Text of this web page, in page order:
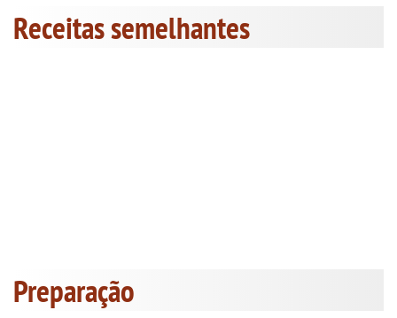
Receitas semelhantes
Preparação